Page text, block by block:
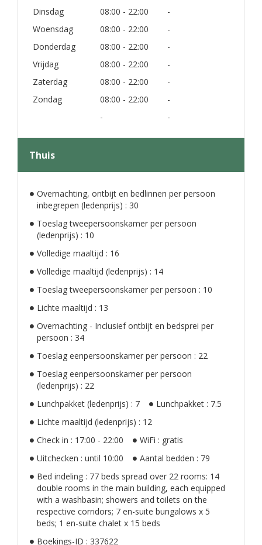
Dinsdag
08:00 - 22:00
-
Woensdag
08:00 - 22:00
-
Donderdag
08:00 - 22:00
-
Vrijdag
08:00 - 22:00
-
Zaterdag
08:00 - 22:00
-
Zondag
08:00 - 22:00
-
-
-
Thuis
Overnachting, ontbijt en bedlinnen per persoon
inbegrepen (ledenprijs) : 30
Toeslag tweepersoonskamer per persoon
(ledenprijs) : 10
Volledige maaltijd : 16
Volledige maaltijd (ledenprijs) : 14
Toeslag tweepersoonskamer per persoon : 10
Lichte maaltijd : 13
Overnachting - Inclusief ontbijt en bedsprei per
persoon : 34
Toeslag eenpersoonskamer per persoon : 22
Toeslag eenpersoonskamer per persoon
(ledenprijs) : 22
Lunchpakket (ledenprijs) : 7
Lunchpakket : 7.5
Lichte maaltijd (ledenprijs) : 12
Check in : 17:00 - 22:00
WiFi : gratis
Uitchecken : until 10:00
Aantal bedden : 79
Bed indeling : 77 beds spread over 22 rooms: 14
double rooms in the main building, each equipped
with a washbasin; showers and toilets on the
respective corridors; 7 en-suite bungalows x 5
beds; 1 en-suite chalet x 15 beds
Boekings-ID : 337622